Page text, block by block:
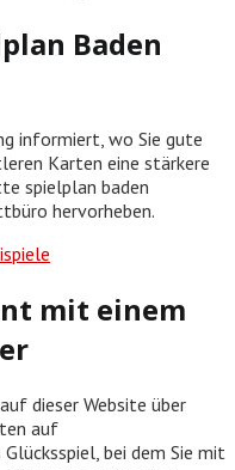
Baden
informiert, wo Sie gute
Karten eine stärkere
spielplan baden
hervorheben.
mit einem
dieser Website über
auf
bei dem Sie mit